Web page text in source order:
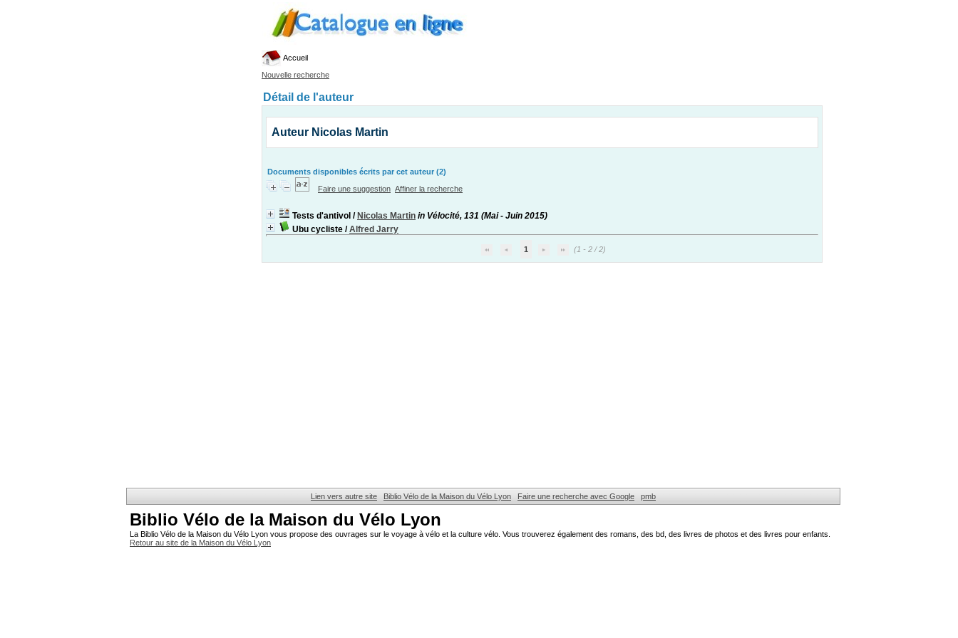
Accueil
Nouvelle recherche
Détail de l'auteur
Auteur Nicolas Martin
Documents disponibles écrits par cet auteur (2)
Faire une suggestion Affiner la recherche
Tests d'antivol / Nicolas Martin in Vélocité, 131 (Mai - Juin 2015)
Ubu cycliste /Alfred Jarry
1 (1 - 2 / 2)
Lien vers autre site Biblio Vélo de la Maison du Vélo Lyon Faire une recherche avec Google pmb
Biblio Vélo de la Maison du Vélo Lyon
La Biblio Vélo de la Maison du Vélo Lyon vous propose des ouvrages sur le voyage à vélo et la culture vélo. Vous trouverez également des romans, des bd, des livres de photos et des livres pour enfants.
Retour au site de la Maison du Vélo Lyon